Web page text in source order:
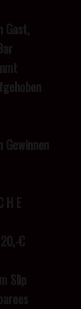
Gast,
H E
€
Slip